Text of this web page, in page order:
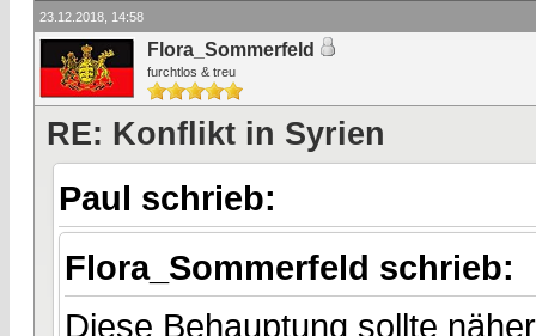
23.12.2018, 14:58
Flora_Sommerfeld
furchtlos & treu
RE: Konflikt in Syrien
Paul schrieb:
Flora_Sommerfeld schrieb:
Diese Behauptung sollte